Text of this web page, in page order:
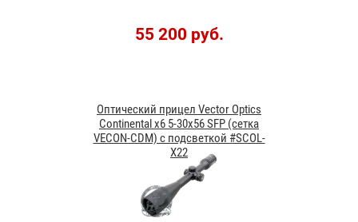
55 200 руб.
Оптический прицел Vector Optics
Continental x6 5-30x56 SFP (сетка
VECON-CDM) с подсветкой #SCOL-
X22